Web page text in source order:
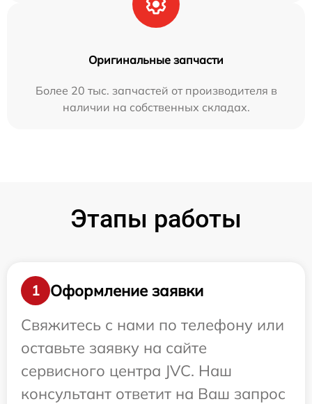
Оригинальные запчасти
Более 20 тыс. запчастей от производителя в
наличии на собственных складах.
Этапы работы
1
Оформление заявки
Свяжитесь с нами по телефону или
оставьте заявку на сайте
сервисного центра JVC. Наш
консультант ответит на Ваш запрос